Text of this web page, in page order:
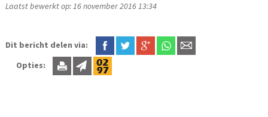
Laatst bewerkt op: 16 november 2016 13:34
Dit bericht delen via:
Opties: